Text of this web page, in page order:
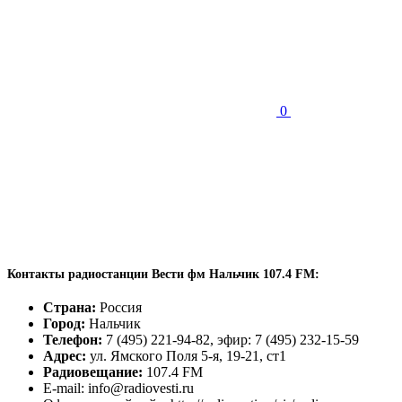
0
Контакты радиостанции Вести фм Нальчик 107.4 FM:
Страна: Россия
Город: Нальчик
Телефон: 7 (495) 221-94-82, эфир: 7 (495) 232-15-59
Адрес: ул. Ямского Поля 5-я, 19-21, ст1
Радиовещание: 107.4 FM
E-mail: info@radiovesti.ru